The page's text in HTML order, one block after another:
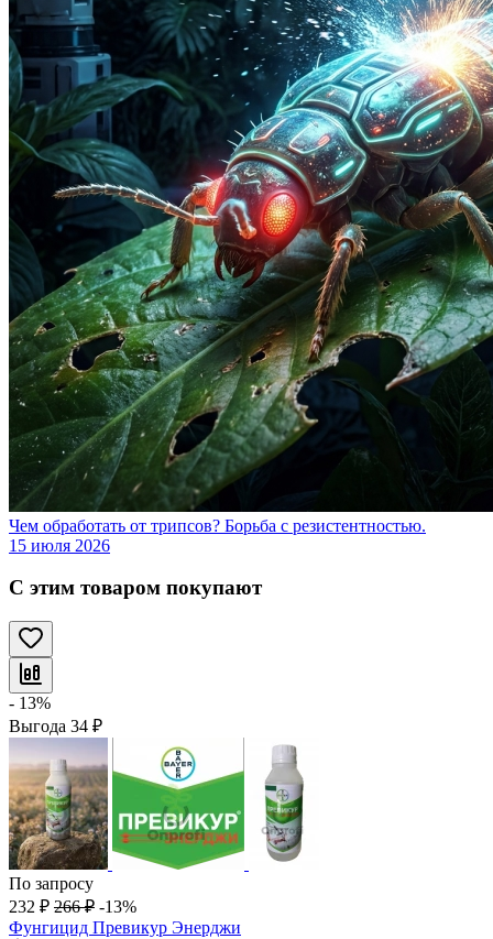
Чем обработать от трипсов? Борьба с резистентностью.
15 июля 2026
С этим товаром покупают
- 13%
Выгода 34 ₽
По запросу
232 ₽ 266 ₽ -13%
Фунгицид Превикур Энерджи